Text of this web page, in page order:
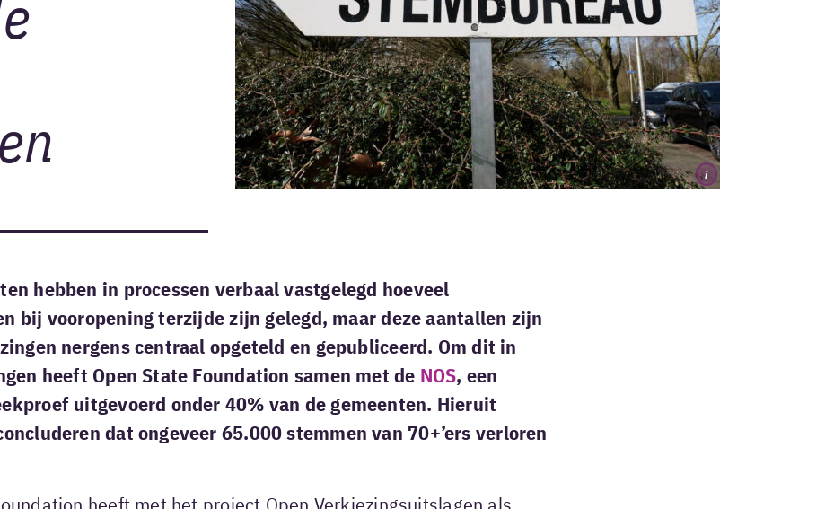
i
hebben in processen verbaal vastgelegd hoeveel
bij vooropening terzijde zijn gelegd, maar deze aantallen zijn
nergens centraal opgeteld en gepubliceerd. Om dit in
heeft Open State Foundation samen met de NOS, een
uitgevoerd onder 40% van de gemeenten. Hieruit
dat ongeveer 65.000 stemmen van 70+’ers verloren